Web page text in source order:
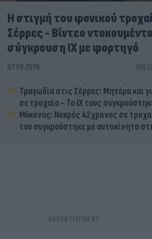
Η στιγμή του φονικού
Σέρρες - Βίντεο
σύγκρουση ΙΧ με φορτηγό
07.08.2026
Τραγωδία στις Σέρρες: Μητέρα και
σε τροχαίο - Το ΙΧ τους
Μύκονος: Νεκρός 42χρονος σε
του συγκρούστηκε με αυτοκίνητο